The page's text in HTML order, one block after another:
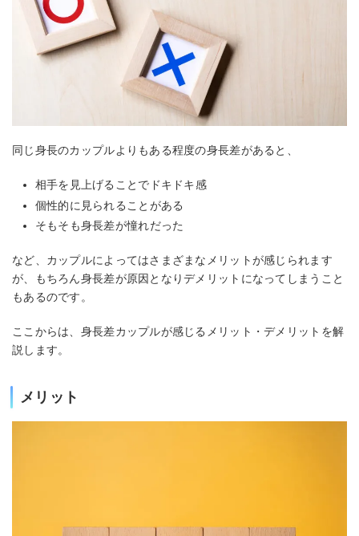
同じ身長のカップルよりもある程度の身長差があると、
相手を見上げることでドキドキ感
個性的に見られることがある
そもそも身長差が憧れだった
など、カップルによってはさまざまなメリットが感じられます
が、もちろん身長差が原因となりデメリットになってしまうこと
もあるのです。
ここからは、身長差カップルが感じるメリット・デメリットを解
説します。
メリット